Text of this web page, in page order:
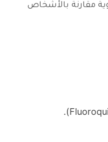
مقارنة بالأشخاص